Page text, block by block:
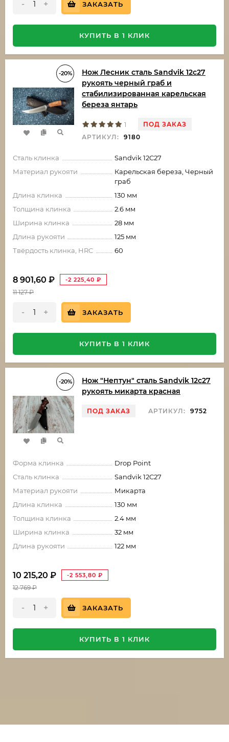
- + ЗАКАЗАТЬ
КУПИТЬ В 1 КЛИК
-20%
Нож Лесник сталь Sandvik 12c27
рукоять черный граб и
стабилизированная карельская
береза янтарь
1
ПОД ЗАКАЗ
АРТИКУЛ:
9180
Сталь клинка
Sandvik 12C27
Материал рукояти
Карельская береза, Черный
граб
Длина клинка
130 мм
Толщина клинка
2.6 мм
Ширина клинка
28 мм
Длина рукояти
125 мм
Твёрдость клинка, HRC
60
8 901,60 ₽ -2 225,40 ₽
11 127₽
- + ЗАКАЗАТЬ
КУПИТЬ В 1 КЛИК
-20%
Нож "Нептун" сталь Sandvik 12c27
рукоять микарта красная
ПОД ЗАКАЗ АРТИКУЛ: 9752
Форма клинка
Drop Point
Сталь клинка
Sandvik 12C27
Материал рукояти
Микарта
Длина клинка
130 мм
Толщина клинка
2.4 мм
Ширина клинка
32 мм
Длина рукояти
122 мм
10 215,20 ₽ -2 553,80 ₽
12 769₽
- + ЗАКАЗАТЬ
КУПИТЬ В 1 КЛИК